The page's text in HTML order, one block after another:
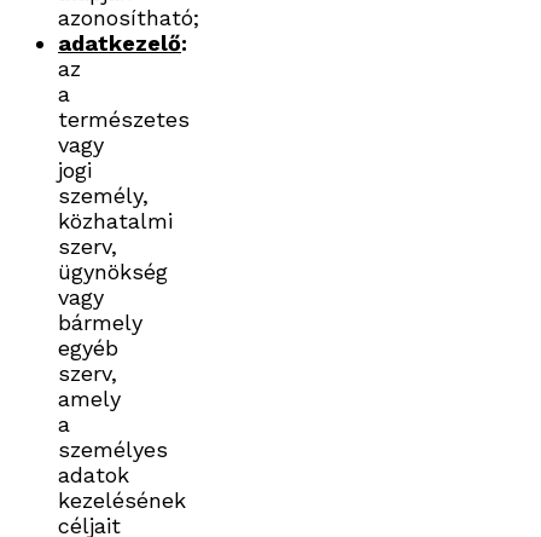
azonosítható;
adatkezelő:
az
a
természetes
vagy
jogi
személy,
közhatalmi
szerv,
ügynökség
vagy
bármely
egyéb
szerv,
amely
a
személyes
adatok
kezelésének
céljait